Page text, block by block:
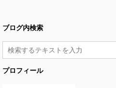
ブログ内検索
プロフィール